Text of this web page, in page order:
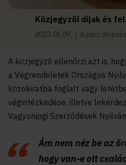
Közjegyzői díjak és
2023.01.09. 6 perc
A közjegyző ellenőrzi azt is,
a Végrendeletek Országos
közokiratba foglalt vagy
végintézkedése, illetve
Vagyonjogi Szerződések
Ám nem néz be az
hogy van-e ott